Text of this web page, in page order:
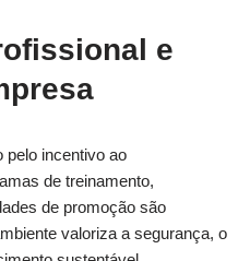
e
pelo incentivo ao
de treinamento,
de promoção são
valoriza a segurança, o